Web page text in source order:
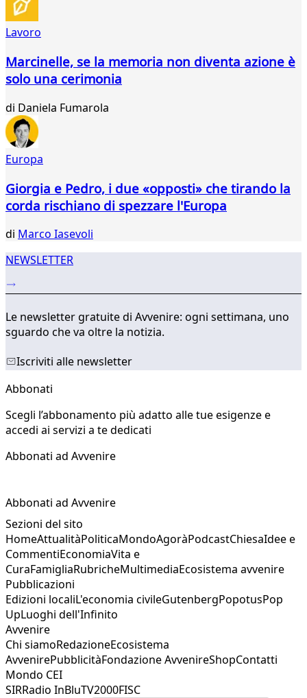
Lavoro
Marcinelle, se la memoria non diventa azione è
solo una cerimonia
di Daniela Fumarola
Europa
Giorgia e Pedro, i due «opposti» che tirando la
corda rischiano di spezzare l'Europa
di Marco Iasevoli
NEWSLETTER
Le newsletter gratuite di Avvenire: ogni settimana, uno
sguardo che va oltre la notizia.
Iscriviti alle newsletter
Abbonati
Scegli l’abbonamento più adatto alle tue esigenze e
accedi ai servizi a te dedicati
Abbonati ad Avvenire
Abbonati ad Avvenire
Sezioni del sito
HomeAttualitàPoliticaMondoAgoràPodcastChiesaIdee e
CommentiEconomiaVita e
CuraFamigliaRubricheMultimediaEcosistema avvenire
Pubblicazioni
Edizioni localiL'economia civileGutenbergPopotusPop
UpLuoghi dell'Infinito
Avvenire
Chi siamoRedazioneEcosistema
AvvenirePubblicitàFondazione AvvenireShopContatti
Mondo CEI
SIRRadio InBluTV2000FISC